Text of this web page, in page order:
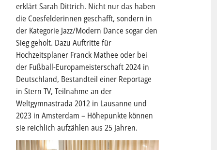
erklärt Sarah Dittrich. Nicht nur das haben
die Coesfelderinnen geschafft, sondern in
der Kategorie Jazz/Modern Dance sogar den
Sieg geholt. Dazu Auftritte für
Hochzeitsplaner Franck Mathee oder bei
der Fußball-Europameisterschaft 2024 in
Deutschland, Bestandteil einer Reportage
in Stern TV, Teilnahme an der
Weltgymnastrada 2012 in Lausanne und
2023 in Amsterdam – Höhepunkte können
sie reichlich aufzählen aus 25 Jahren.